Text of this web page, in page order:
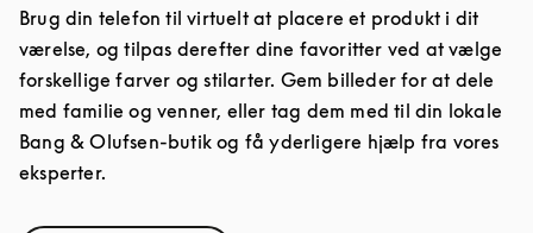
Brug din telefon til virtuelt at placere et produkt i dit
værelse, og tilpas derefter dine favoritter ved at vælge
forskellige farver og stilarter. Gem billeder for at dele
med familie og venner, eller tag dem med til din lokale
Bang & Olufsen-butik og få yderligere hjælp fra vores
eksperter.